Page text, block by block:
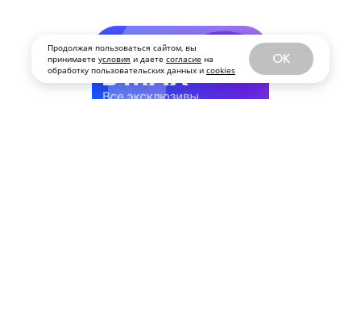
Продолжая пользоваться сайтом, вы
принимаете условия и даете согласие на
обработку пользовательских данных и cookies
OK